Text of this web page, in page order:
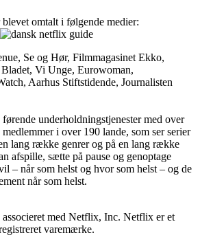
omtalt i følgende medier:
Se og Hør, Filmmagasinet Ekko,
Vi Unge, Eurowoman,
Aarhus Stiftstidende, Journalisten
underholdningstjenester med over
i over 190 lande, som ser serier
lang række genrer og på en lang række
afspille, sætte på pause og genoptage
– når som helst og hvor som helst – og de
når som helst.
med Netflix, Inc. Netflix er et
varemærke.